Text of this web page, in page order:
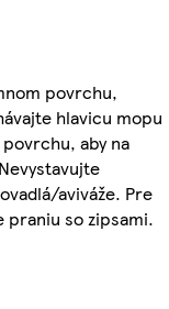
povrchu,
hlavicu mopu
aby na
aviváže. Pre
so zipsami.